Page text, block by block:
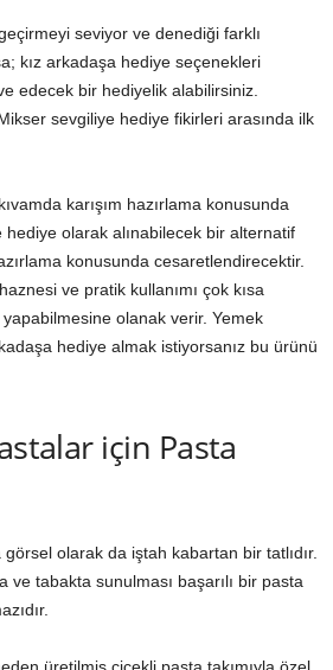
seviyor ve denediği farklı
kız arkadaşa hediye seçenekleri
edecek bir hediyelik alabilirsiniz.
sevgiliye hediye fikirleri arasında ilk
karışım hazırlama konusunda
hediye olarak alınabilecek bir alternatif
konusunda cesaretlendirecektir.
ve pratik kullanımı çok kısa
olanak verir. Yemek
hediye almak istiyorsanız bu ürünü
için Pasta
olarak da iştah kabartan bir tatlıdır.
ve tabakta sunulması başarılı bir pasta
üretilmiş çiçekli pasta takımıyla özel